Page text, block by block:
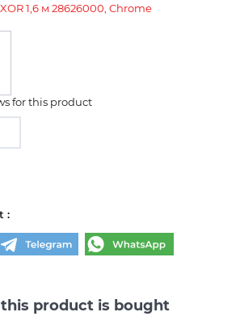
1,6 м 28626000, Chrome
for this product
:
product is bought